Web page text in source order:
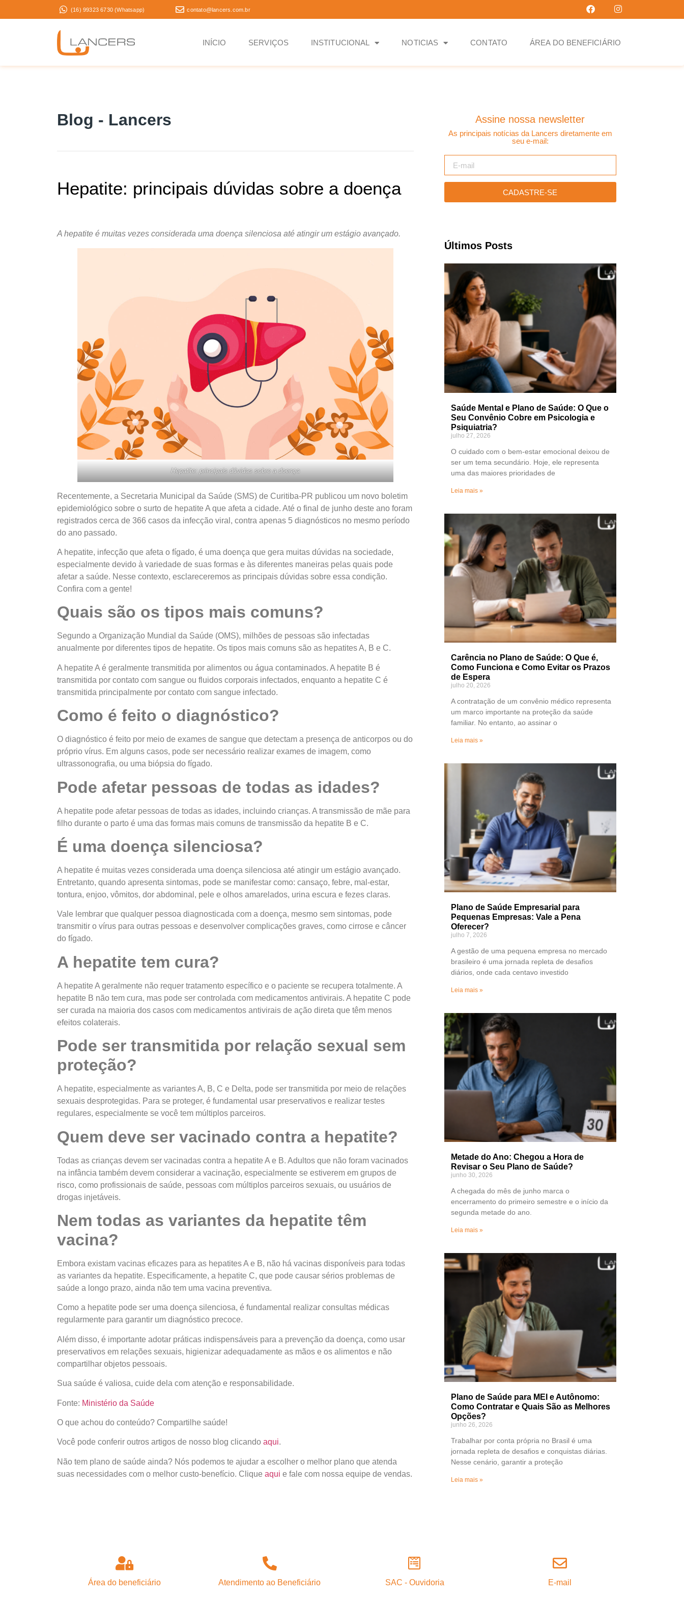
(16) 99323 6730 (Whatsapp) contato@lancers.com.br
INÍCIO SERVIÇOS INSTITUCIONAL NOTICIAS CONTATO ÁREA DO BENEFICIÁRIO
Blog - Lancers
Hepatite: principais dúvidas sobre a doença
A hepatite é muitas vezes considerada uma doença silenciosa até atingir um estágio avançado.
Hepatite: principais dúvidas sobre a doença
Recentemente, a Secretaria Municipal da Saúde (SMS) de Curitiba-PR publicou um novo boletim
epidemiológico sobre o surto de hepatite A que afeta a cidade. Até o final de junho deste ano foram
registrados cerca de 366 casos da infecção viral, contra apenas 5 diagnósticos no mesmo período
do ano passado.
A hepatite, infecção que afeta o fígado, é uma doença que gera muitas dúvidas na sociedade,
especialmente devido à variedade de suas formas e às diferentes maneiras pelas quais pode
afetar a saúde. Nesse contexto, esclareceremos as principais dúvidas sobre essa condição.
Confira com a gente!
Quais são os tipos mais comuns?
Segundo a Organização Mundial da Saúde (OMS), milhões de pessoas são infectadas
anualmente por diferentes tipos de hepatite. Os tipos mais comuns são as hepatites A, B e C.
A hepatite A é geralmente transmitida por alimentos ou água contaminados. A hepatite B é
transmitida por contato com sangue ou fluidos corporais infectados, enquanto a hepatite C é
transmitida principalmente por contato com sangue infectado.
Como é feito o diagnóstico?
O diagnóstico é feito por meio de exames de sangue que detectam a presença de anticorpos ou do
próprio vírus. Em alguns casos, pode ser necessário realizar exames de imagem, como
ultrassonografia, ou uma biópsia do fígado.
Pode afetar pessoas de todas as idades?
A hepatite pode afetar pessoas de todas as idades, incluindo crianças. A transmissão de mãe para
filho durante o parto é uma das formas mais comuns de transmissão da hepatite B e C.
É uma doença silenciosa?
A hepatite é muitas vezes considerada uma doença silenciosa até atingir um estágio avançado.
Entretanto, quando apresenta sintomas, pode se manifestar como: cansaço, febre, mal-estar,
tontura, enjoo, vômitos, dor abdominal, pele e olhos amarelados, urina escura e fezes claras.
Vale lembrar que qualquer pessoa diagnosticada com a doença, mesmo sem sintomas, pode
transmitir o vírus para outras pessoas e desenvolver complicações graves, como cirrose e câncer
do fígado.
A hepatite tem cura?
A hepatite A geralmente não requer tratamento específico e o paciente se recupera totalmente. A
hepatite B não tem cura, mas pode ser controlada com medicamentos antivirais. A hepatite C pode
ser curada na maioria dos casos com medicamentos antivirais de ação direta que têm menos
efeitos colaterais.
Pode ser transmitida por relação sexual sem
proteção?
A hepatite, especialmente as variantes A, B, C e Delta, pode ser transmitida por meio de relações
sexuais desprotegidas. Para se proteger, é fundamental usar preservativos e realizar testes
regulares, especialmente se você tem múltiplos parceiros.
Quem deve ser vacinado contra a hepatite?
Todas as crianças devem ser vacinadas contra a hepatite A e B. Adultos que não foram vacinados
na infância também devem considerar a vacinação, especialmente se estiverem em grupos de
risco, como profissionais de saúde, pessoas com múltiplos parceiros sexuais, ou usuários de
drogas injetáveis.
Nem todas as variantes da hepatite têm
vacina?
Embora existam vacinas eficazes para as hepatites A e B, não há vacinas disponíveis para todas
as variantes da hepatite. Especificamente, a hepatite C, que pode causar sérios problemas de
saúde a longo prazo, ainda não tem uma vacina preventiva.
Como a hepatite pode ser uma doença silenciosa, é fundamental realizar consultas médicas
regularmente para garantir um diagnóstico precoce.
Além disso, é importante adotar práticas indispensáveis para a prevenção da doença, como usar
preservativos em relações sexuais, higienizar adequadamente as mãos e os alimentos e não
compartilhar objetos pessoais.
Sua saúde é valiosa, cuide dela com atenção e responsabilidade.
Fonte: Ministério da Saúde
O que achou do conteúdo? Compartilhe saúde!
Você pode conferir outros artigos de nosso blog clicando aqui.
Não tem plano de saúde ainda? Nós podemos te ajudar a escolher o melhor plano que atenda
suas necessidades com o melhor custo-benefício. Clique aqui e fale com nossa equipe de vendas.
Assine nossa newsletter
As principais notícias da Lancers diretamente em
seu e-mail:
CADASTRE-SE
Últimos Posts
Saúde Mental e Plano de Saúde: O Que o
Seu Convênio Cobre em Psicologia e
Psiquiatria?
julho 27, 2026
O cuidado com o bem-estar emocional deixou de
ser um tema secundário. Hoje, ele representa
uma das maiores prioridades de
Leia mais »
Carência no Plano de Saúde: O Que é,
Como Funciona e Como Evitar os Prazos
de Espera
julho 20, 2026
A contratação de um convênio médico representa
um marco importante na proteção da saúde
familiar. No entanto, ao assinar o
Leia mais »
Plano de Saúde Empresarial para
Pequenas Empresas: Vale a Pena
Oferecer?
julho 7, 2026
A gestão de uma pequena empresa no mercado
brasileiro é uma jornada repleta de desafios
diários, onde cada centavo investido
Leia mais »
Metade do Ano: Chegou a Hora de
Revisar o Seu Plano de Saúde?
junho 30, 2026
A chegada do mês de junho marca o
encerramento do primeiro semestre e o início da
segunda metade do ano.
Leia mais »
Plano de Saúde para MEI e Autônomo:
Como Contratar e Quais São as Melhores
Opções?
junho 26, 2026
Trabalhar por conta própria no Brasil é uma
jornada repleta de desafios e conquistas diárias.
Nesse cenário, garantir a proteção
Leia mais »
Área do beneficiário Atendimento ao Beneficiário SAC - Ouvidoria E-mail